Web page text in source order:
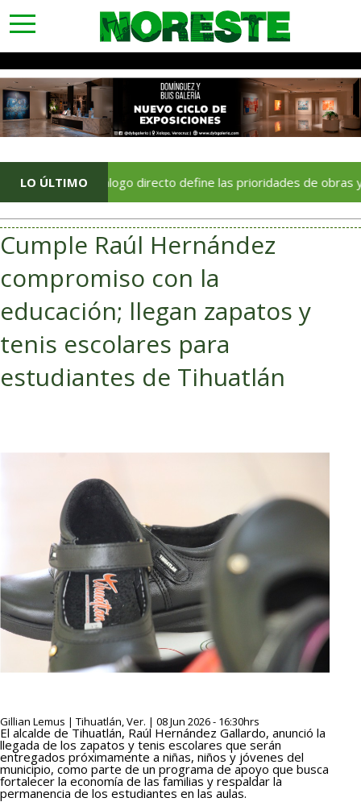
toggle
navigation
LO ÚLTIMO
El diálogo directo define las prioridades de obras y
Cumple Raúl Hernández
compromiso con la
educación; llegan zapatos y
tenis escolares para
estudiantes de Tihuatlán
Gillian Lemus | Tihuatlán, Ver. | 08 Jun 2026 - 16:30hrs
El alcalde de Tihuatlán, Raúl Hernández Gallardo, anunció la
llegada de los zapatos y tenis escolares que serán
entregados próximamente a niñas, niños y jóvenes del
municipio, como parte de un programa de apoyo que busca
fortalecer la economía de las familias y respaldar la
permanencia de los estudiantes en las aulas.